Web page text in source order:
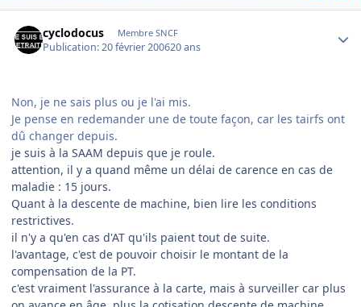
cyclodocus Membre SNCF
Publication:20 février 200620 ans
Non, je ne sais plus ou je l'ai mis.
Je pense en redemander une de toute façon, car les tairfs ont
dû changer depuis.
je suis à la SAAM depuis que je roule.
attention, il y a quand même un délai de carence en cas de
maladie : 15 jours.
Quant à la descente de machine, bien lire les conditions
restrictives.
il n'y a qu'en cas d'AT qu'ils paient tout de suite.
l'avantage, c'est de pouvoir choisir le montant de la
compensation de la PT.
c'est vraiment l'assurance à la carte, mais à surveiller car plus